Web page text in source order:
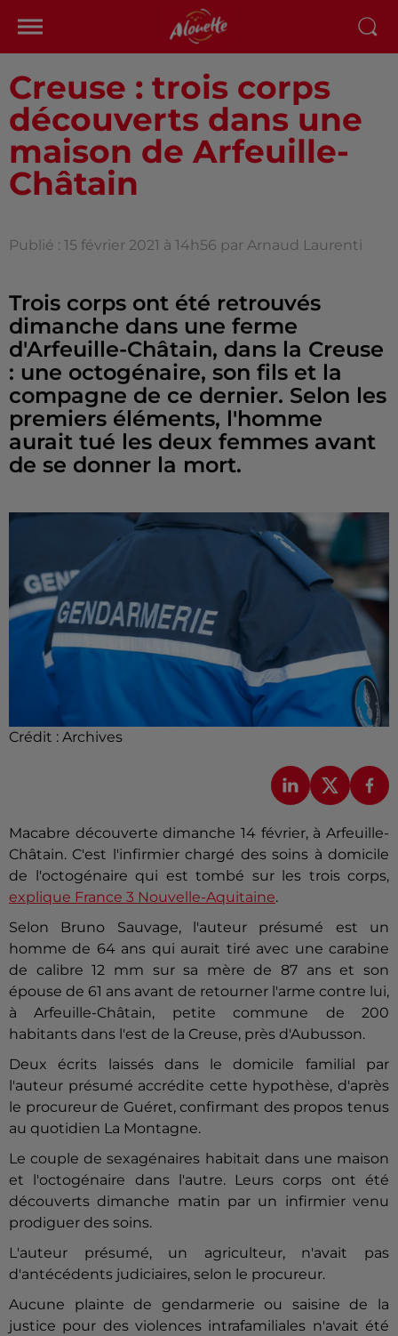
Creuse : trois corps
découverts dans une
maison de Arfeuille-
Châtain
Publié : 15 février 2021 à 14h56 par Arnaud Laurenti
Trois corps ont été retrouvés
dimanche dans une ferme
d'Arfeuille-Châtain, dans la Creuse
: une octogénaire, son fils et la
compagne de ce dernier. Selon les
premiers éléments, l'homme
aurait tué les deux femmes avant
de se donner la mort.
Crédit : Archives
Macabre découverte dimanche 14 février, à Arfeuille-
Châtain. C'est l'infirmier chargé des soins à domicile
de l'octogénaire qui est tombé sur les trois corps,
explique France 3 Nouvelle-Aquitaine.
Selon Bruno Sauvage, l'auteur présumé est un
homme de 64 ans qui aurait tiré avec une carabine
de calibre 12 mm sur sa mère de 87 ans et son
épouse de 61 ans avant de retourner l'arme contre lui,
à Arfeuille-Châtain, petite commune de 200
habitants dans l'est de la Creuse, près d'Aubusson.
Deux écrits laissés dans le domicile familial par
l'auteur présumé accrédite cette hypothèse, d'après
le procureur de Guéret, confirmant des propos tenus
au quotidien La Montagne.
Le couple de sexagénaires habitait dans une maison
et l'octogénaire dans l'autre. Leurs corps ont été
découverts dimanche matin par un infirmier venu
prodiguer des soins.
L'auteur présumé, un agriculteur, n'avait pas
d'antécédents judiciaires, selon le procureur.
Aucune plainte de gendarmerie ou saisine de la
justice pour des violences intrafamiliales n'avait été